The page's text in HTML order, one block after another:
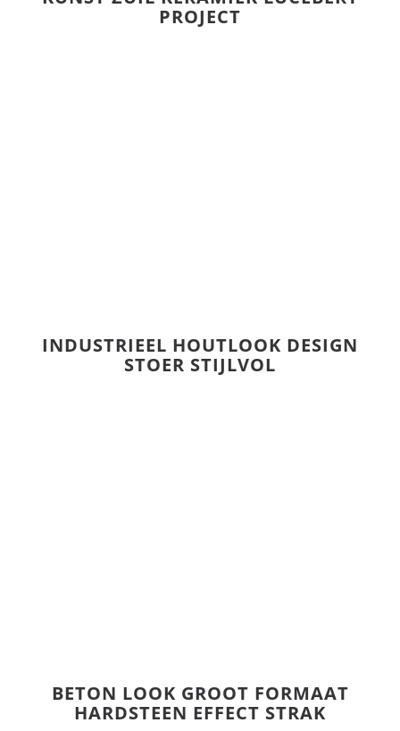
PROJECT
INDUSTRIEEL HOUTLOOK DESIGN
STOER STIJLVOL
BETON LOOK GROOT FORMAAT
HARDSTEEN EFFECT STRAK